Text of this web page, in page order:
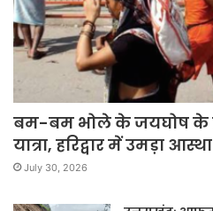
बम-बम भोले के जयघोष के
यात्रा, हरिद्वार में उमड़ा
July 30, 2026